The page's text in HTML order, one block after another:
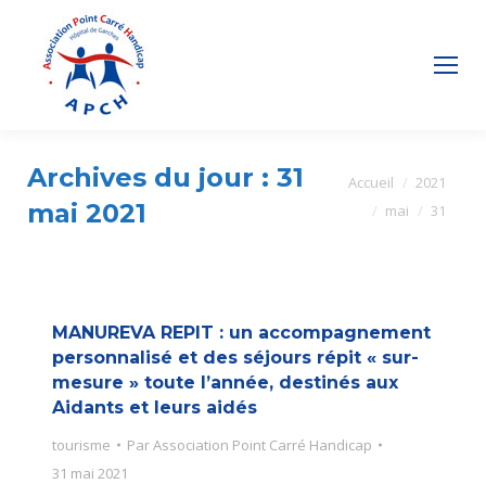
Archives du jour : 31
mai 2021
Vous êtes ici :
Accueil
2021
mai
31
MANUREVA REPIT : un accompagnement
personnalisé et des séjours répit « sur-
mesure » toute l’année, destinés aux
Aidants et leurs aidés
tourisme ParAssociation Point Carré Handicap
31 mai 2021